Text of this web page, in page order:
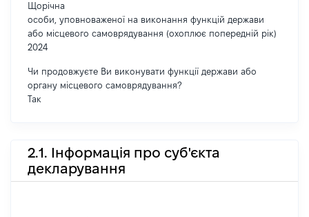
Щорічна
особи, уповноваженої на виконання функцій держави
або місцевого самоврядування (охоплює попередній рік)
2024
Чи продовжуєте Ви виконувати функції держави або
органу місцевого самоврядування?
Так
2.1. Інформація про суб'єкта
декларування